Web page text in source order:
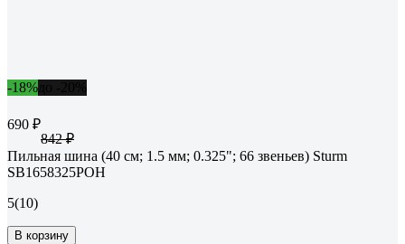
-18%
690 ₽
842 ₽
Пильная шина (40 см; 1.5 мм; 0.325"; 66 звеньев) Sturm
SB1658325POH
5(10)
В корзину